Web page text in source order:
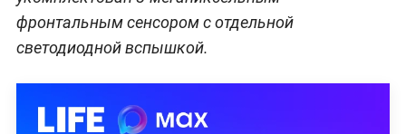
фронтальным сенсором с отдельной
светодиодной вспышкой.